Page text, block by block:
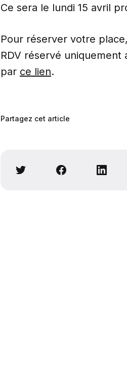
Ce sera le lundi 15 avril
Pour réserver votre
RDV réservé uniquement
par ce lien.
Partagez cet article